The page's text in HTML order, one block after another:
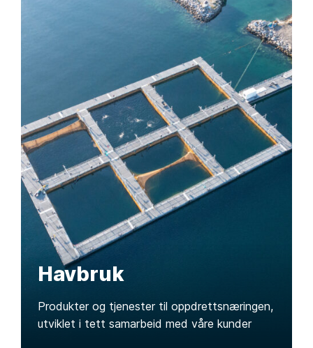
Havbruk
Produkter og tjenester til oppdrettsnæringen,
utviklet i tett samarbeid med våre kunder